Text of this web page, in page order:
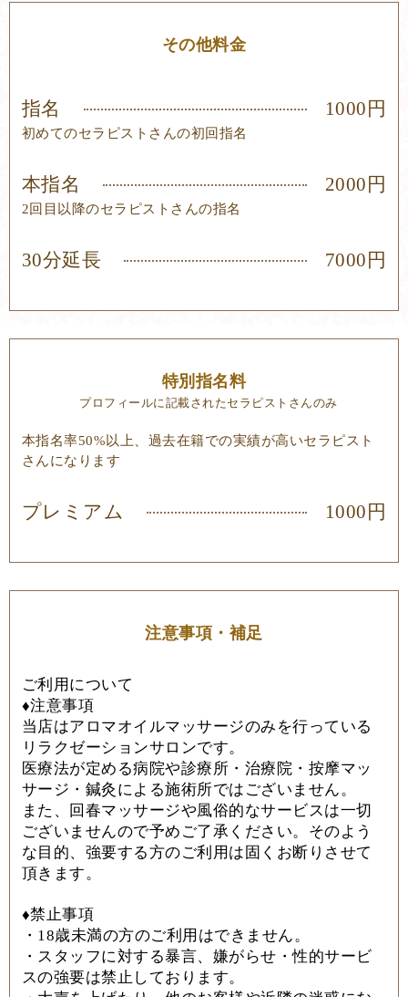
その他料金
指名 1000円
初めてのセラピストさんの初回指名
本指名 2000円
2回目以降のセラピストさんの指名
30分延長 7000円
特別指名料
プロフィールに記載されたセラピストさんのみ
本指名率50%以上、過去在籍での実績が高いセラピスト
さんになります
プレミアム 1000円
注意事項・補足
ご利用について
♦注意事項
当店はアロマオイルマッサージのみを行っている
リラクゼーションサロンです。
医療法が定める病院や診療所・治療院・按摩マッ
サージ・鍼灸による施術所ではございません。
また、回春マッサージや風俗的なサービスは一切
ございませんので予めご了承ください。そのよう
な目的、強要する方のご利用は固くお断りさせて
頂きます。
♦禁止事項
・ 18歳未満の方のご利用はできません。
・スタッフに対する暴言、嫌がらせ・性的サービ
スの強要は禁止しております。